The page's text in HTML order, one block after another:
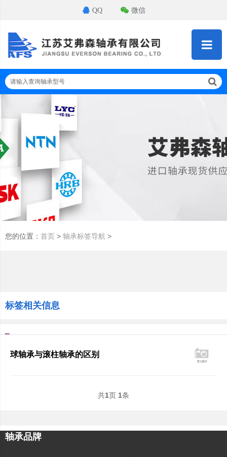
QQ 微信
请输入查询轴承型号
您的位置： 首页 > 轴承标签导航 >
标签相关信息
球轴承与滚柱轴承的区别
共1页 1条
轴承品牌